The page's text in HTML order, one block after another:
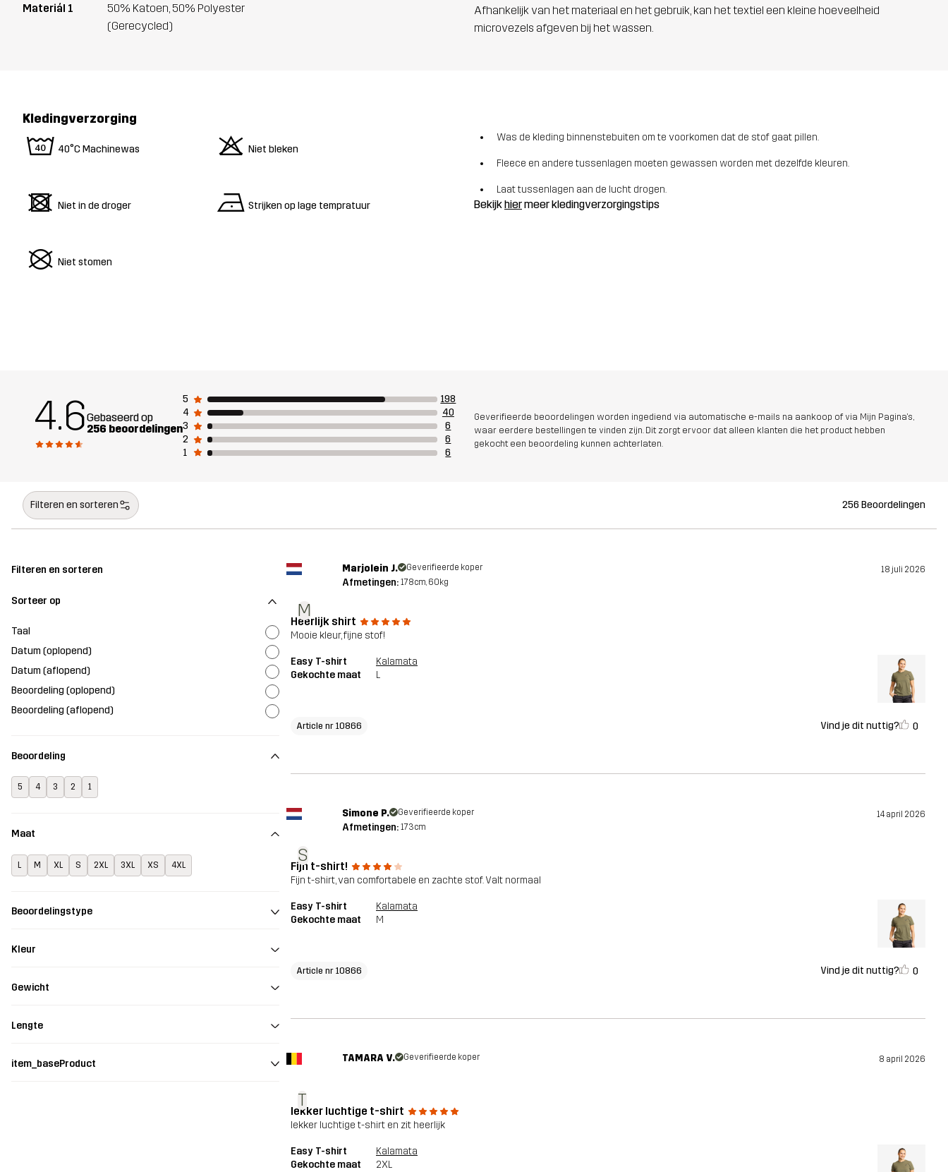
Materiál 1
50% Katoen, 50% Polyester
(Gerecycled)
Afhankelijk van het materiaal en het gebruik, kan het textiel een kleine hoeveelheid
microvezels afgeven bij het wassen.
Kledingverzorging
8 40°C Machinewas o Niet bleken
d Niet in de droger n Strijken op lage tempratuur
U Niet stomen
Was de kleding binnenstebuiten om te voorkomen dat de stof gaat pillen.
Fleece en andere tussenlagen moeten gewassen worden met dezelfde kleuren.
Laat tussenlagen aan de lucht drogen.
Bekijkhiermeer kledingverzorgingstips
4.6Gebaseerd op
256 beoordelingen
5
198
4
40
3
6
2
6
1
6
Geverifieerde beoordelingen worden ingediend via automatische e-mails na aankoop of via Mijn Pagina's,
waar eerdere bestellingen te vinden zijn. Dit zorgt ervoor dat alleen klanten die het product hebben
gekocht een beoordeling kunnen achterlaten.
Filteren en sorteren 256 Beoordelingen
Filteren en sorteren
Sorteer op
Taal
Datum (oplopend)
Datum (aflopend)
Beoordeling (oplopend)
Beoordeling (aflopend)
Beoordeling
5 4 3 2 1
Maat
L M XL S 2XL 3XL XS 4XL
Beoordelingstype
Kleur
Gewicht
Lengte
item_baseProduct
M
Marjolein J. Geverifieerde koper 18 juli 2026
Afmetingen: 178cm, 60kg
Heerlijk shirt
Mooie kleur, fijne stof!
Easy T-shirt
Kalamata
Gekochte maat
L
Article nr 10866 Vind je dit nuttig? 0
S
Simone P. Geverifieerde koper 14 april 2026
Afmetingen: 173cm
Fijn t-shirt!
Fijn t-shirt, van comfortabele en zachte stof. Valt normaal
Easy T-shirt
Kalamata
Gekochte maat
M
Article nr 10866 Vind je dit nuttig? 0
T
TAMARA V. Geverifieerde koper 8 april 2026
lekker luchtige t-shirt
lekker luchtige t-shirt en zit heerlijk
Easy T-shirt
Kalamata
Gekochte maat
2XL